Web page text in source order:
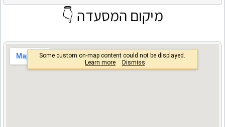
מיקום המסעדה 👇